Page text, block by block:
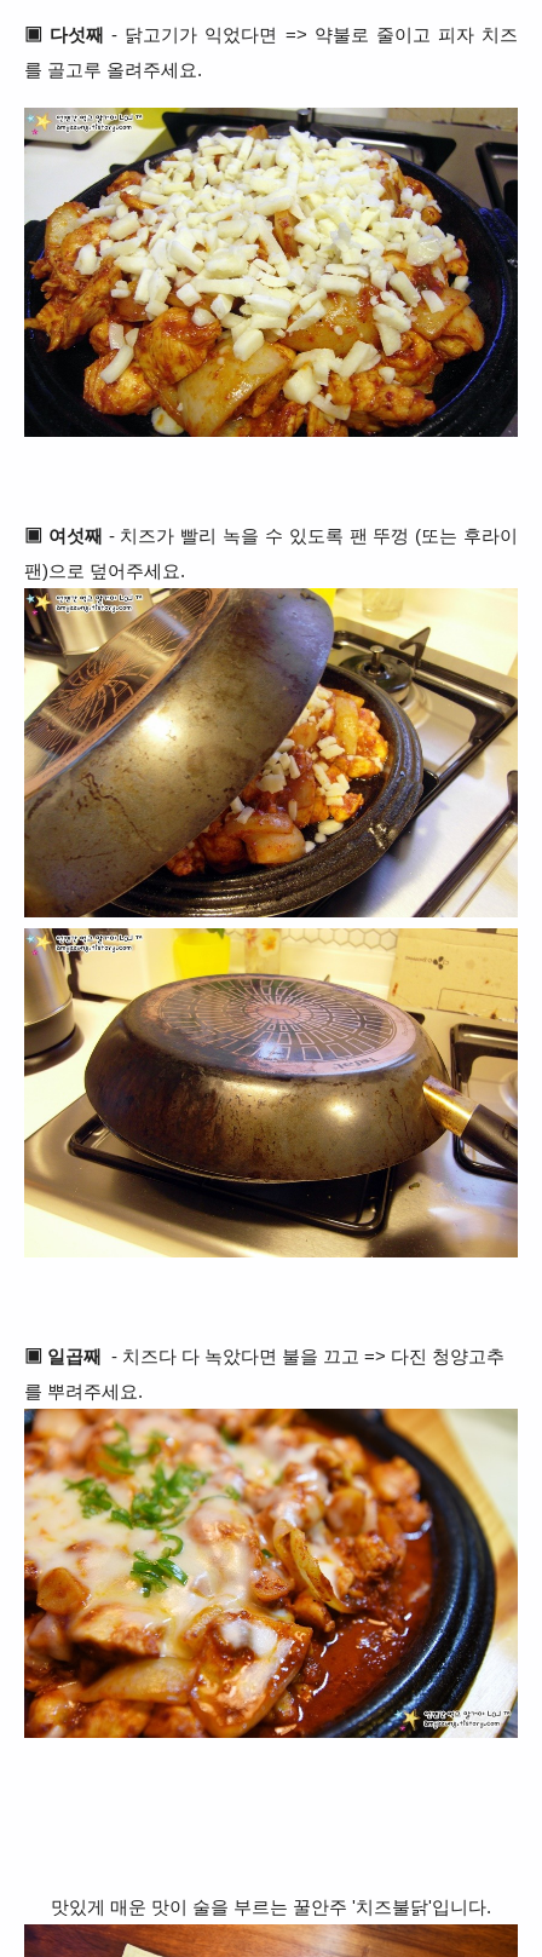
▣ 다섯째 - 닭고기가 익었다면 => 약불로 줄이고 피자 치즈
를 골고루 올려주세요.
▣ 여섯째 - 치즈가 빨리 녹을 수 있도록 팬 뚜껑 (또는 후라이
팬)으로 덮어주세요.
▣ 일곱째
- 치즈다 다 녹았다면 불을 끄고 => 다진 청양고추
를 뿌려주세요.
맛있게 매운 맛이 술을 부르는 꿀안주 '치즈불닭'입니다.